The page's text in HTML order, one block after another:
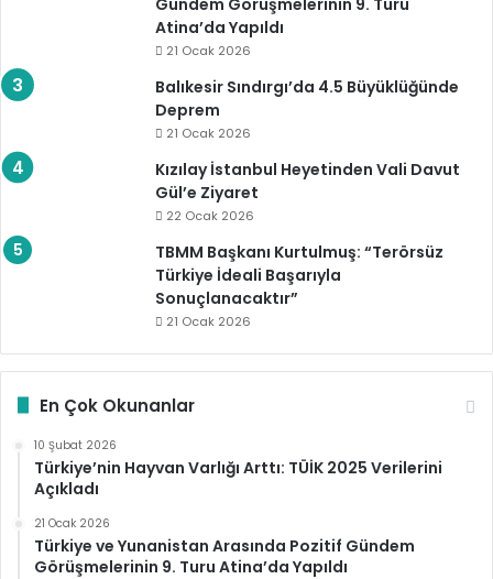
Atina’da Yapıldı
21 Ocak 2026
Balıkesir Sındırgı’da 4.5 Büyüklüğünde
Deprem
21 Ocak 2026
Kızılay İstanbul Heyetinden Vali Davut
Gül’e Ziyaret
22 Ocak 2026
TBMM Başkanı Kurtulmuş: “Terörsüz
Türkiye İdeali Başarıyla
Sonuçlanacaktır”
21 Ocak 2026
En Çok Okunanlar
10 Şubat 2026
Türkiye’nin Hayvan Varlığı Arttı: TÜİK 2025 Verilerini
Açıkladı
21 Ocak 2026
Türkiye ve Yunanistan Arasında Pozitif Gündem
Görüşmelerinin 9. Turu Atina’da Yapıldı